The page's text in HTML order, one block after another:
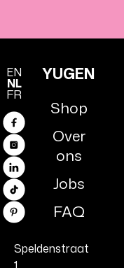
EN
NL
FR
Facebook
Instagram
LinkedIn
TikTok
Pinterest
Speldenstraat
YUGEN
Shop
Over
ons
Jobs
FAQ